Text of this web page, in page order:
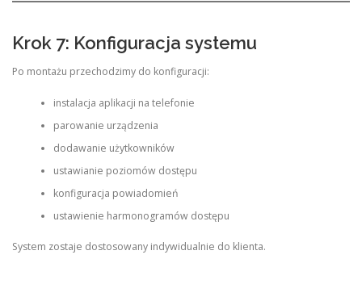
Krok 7: Konfiguracja systemu
Po montażu przechodzimy do konfiguracji:
instalacja aplikacji na telefonie
parowanie urządzenia
dodawanie użytkowników
ustawianie poziomów dostępu
konfiguracja powiadomień
ustawienie harmonogramów dostępu
System zostaje dostosowany indywidualnie do klienta.